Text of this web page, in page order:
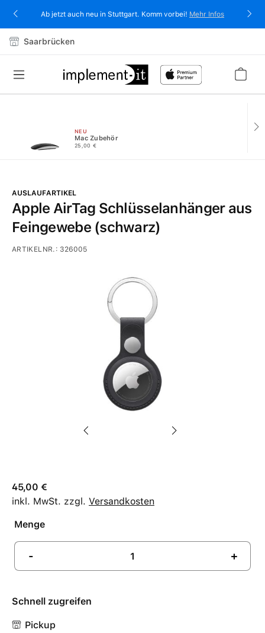
springenAb jetzt auch neu in Stuttgart. Komm vorbei! Mehr Infos
Saarbrücken
NEU
Mac Zubehör
25,00 €
AUSLAUFARTIKEL
Apple AirTag Schlüsselanhänger aus
Feingewebe (schwarz)
ARTIKELNR.: 326005
45,00 €
inkl. MwSt. zzgl. Versandkosten
Menge
- +
Schnell zugreifen
Pickup